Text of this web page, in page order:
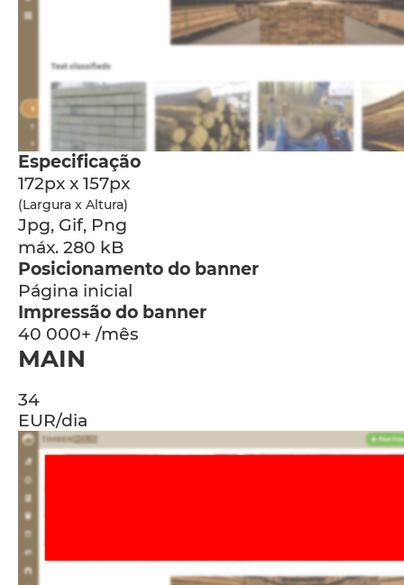
Especificação
172px x 157px
(Largura x Altura)
Jpg, Gif, Png
máx. 280 kB
Posicionamento do banner
Página inicial
Impressão do banner
40 000+ /mês
MAIN
34
EUR/dia